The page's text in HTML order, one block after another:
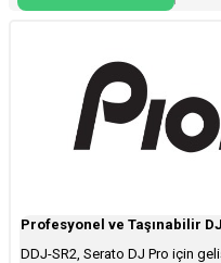
Profesyonel ve Taşınabilir
DDJ-SR2, Serato DJ Pro için